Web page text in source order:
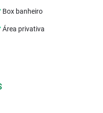
Box banheiro
Área privativa